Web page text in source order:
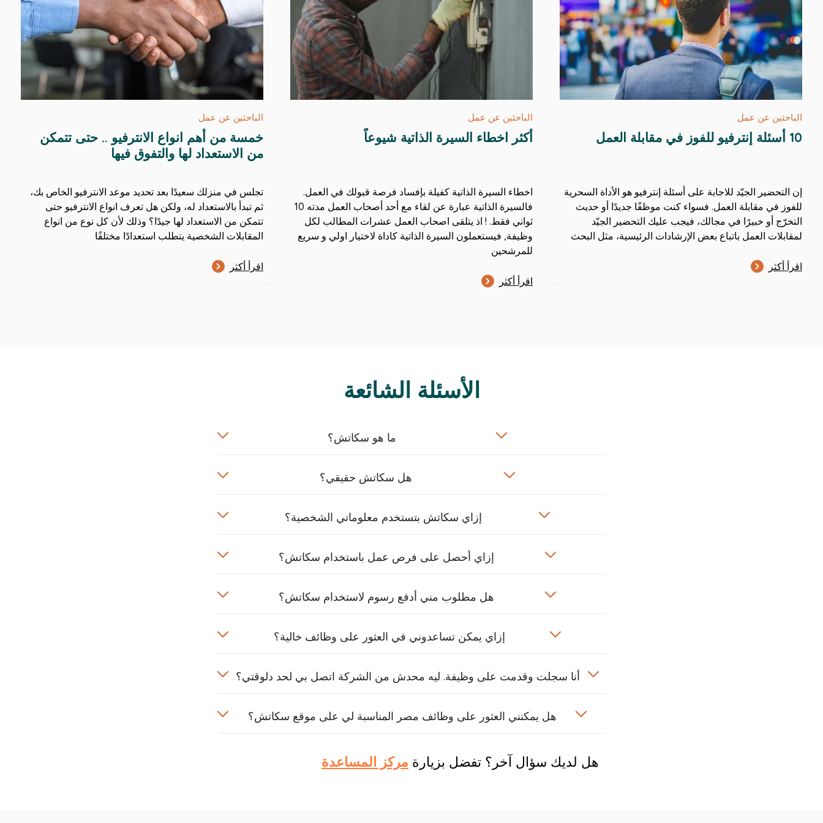
الباحثين عن عمل
10 أسئلة إنترفيو للفوز في مقابلة العمل
إن التحضير الجيّد للاجابة على أسئلة إنترفيو هو الأداة السحرية
للفوز في مقابلة العمل. فسواء كنت موظفًا جديدًا أو حديث
التخرّج أو خبيرًا في مجالك، فيجب عليك التحضير الجيّد
لمقابلات العمل باتباع بعض الإرشادات الرئيسية، مثل البحث
اقرأ أكثر
الباحثين عن عمل
أكثر اخطاء السيرة الذاتية شيوعاً
اخطاء السيرة الذاتية كفيلة بإفساد فرصة قبولك في العمل.
فالسيرة الذاتية عبارة عن لقاء مع أحد أصحاب العمل مدته 10
ثواني فقط. ! اذ يتلقى اصحاب العمل عشرات المطالب لكل
وظيفة, فيستعملون السيرة الذاتية كاداة لاختيار اولي و سريع
للمرشحين
اقرأ أكثر
الباحثين عن عمل
خمسة من أهم انواع الانترفيو .. حتى تتمكن
من الاستعداد لها والتفوق فيها
تجلس في منزلك سعيدًا بعد تحديد موعد الانترفيو الخاص بك،
ثم تبدأ بالاستعداد له، ولكن هل تعرف انواع الانترفيو حتى
تتمكن من الاستعداد لها جيدًا؟ وذلك لأن كل نوع من انواع
المقابلات الشخصية يتطلب استعدادًا مختلفًا
اقرأ أكثر
الأسئلة الشائعة
ما هو سكاتش؟
هل سكاتش حقيقي؟
إزاي سكاتش بتستخدم معلوماتي الشخصية؟
إزاي أحصل على فرص عمل باستخدام سكاتش؟
هل مطلوب مني أدفع رسوم لاستخدام سكاتش؟
إزاي يمكن تساعدوني في العثور على وظائف خالية؟
أنا سجلت وقدمت على وظيفة. ليه محدش من الشركة اتصل بي لحد دلوقتي؟
هل يمكنني العثور على وظائف مصر المناسبة لي على موقع سكاتش؟
هل لديك سؤال آخر؟ تفضل بزيارة مركز المساعدة